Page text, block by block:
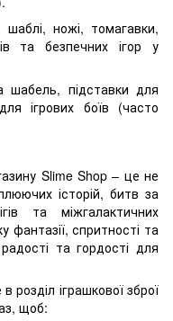
ножі, томагавки,
та безпечних ігор у
шабель, підставки для
ігрових боїв (часто
Slime Shop – це не
історій, битв за
та міжгалактичних
фантазії, спритності та
та гордості для
розділ іграшкової зброї
щоб: